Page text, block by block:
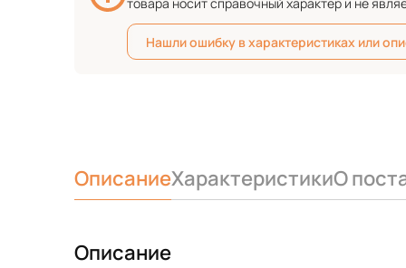
товара носит справочный характер и не
Нашли ошибку в характеристиках или
ОписаниеХарактеристикиО
Описание